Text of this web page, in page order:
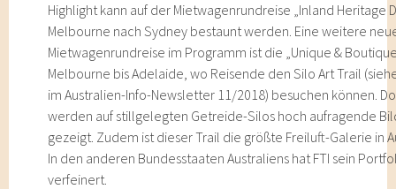
Highlight kann auf der Mietwagenrundreise „Inland Heritage
Melbourne nach Sydney bestaunt werden. Eine weitere
Mietwagenrundreise im Programm ist die „Unique &
Melbourne bis Adelaide, wo Reisende den Silo Art Trail
im Australien-Info-Newsletter 11/2018) besuchen können.
werden auf stillgelegten Getreide-Silos hoch aufragende
gezeigt. Zudem ist dieser Trail die größte Freiluft-Galerie in
In den anderen Bundesstaaten Australiens hat FTI sein
verfeinert.